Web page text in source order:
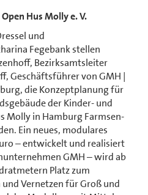
Hus Molly e. V.
und
Fegebank stellen
Bezirksamtsleiter
Geschäftsführer von GMH |
die Konzeptplanung für
der Kinder- und
Molly in Hamburg Farmsen-
Ein neues, modulares
– entwickelt und realisiert
GMH – wird ab
Platz zum
Vernetzen für Groß und